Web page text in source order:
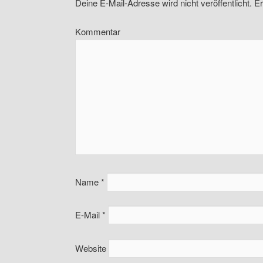
Deine E-Mail-Adresse wird nicht veröffentlicht.
Kommentar
Name*
E-Mail*
Website